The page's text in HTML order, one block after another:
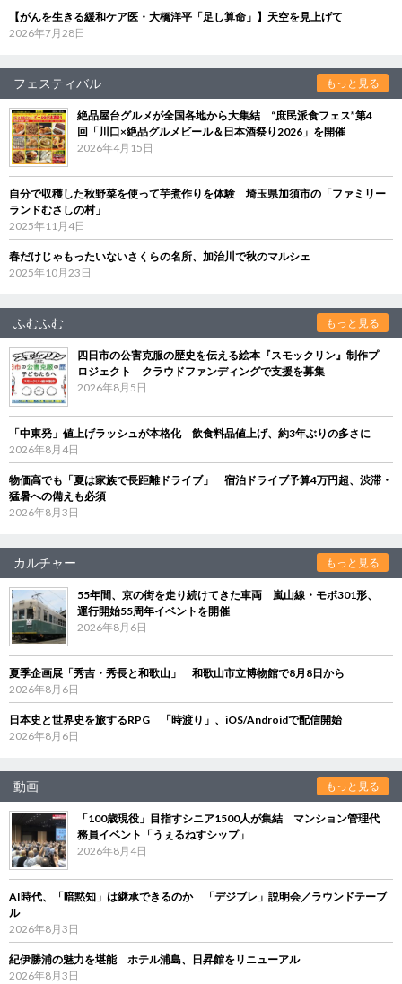
【がんを生きる緩和ケア医・大橋洋平「足し算命」】天空を見上げて
2026年7月28日
フェスティバル もっと見る
絶品屋台グルメが全国各地から大集結 “庶民派食フェス”第4
回「川口×絶品グルメビール＆日本酒祭り2026」を開催
2026年4月15日
自分で収穫した秋野菜を使って芋煮作りを体験 埼玉県加須市の「ファミリー
ランドむさしの村」
2025年11月4日
春だけじゃもったいないさくらの名所、加治川で秋のマルシェ
2025年10月23日
ふむふむ もっと見る
四日市の公害克服の歴史を伝える絵本『スモックリン』制作プ
ロジェクト クラウドファンディングで支援を募集
2026年8月5日
「中東発」値上げラッシュが本格化 飲食料品値上げ、約3年ぶりの多さに
2026年8月4日
物価高でも「夏は家族で長距離ドライブ」 宿泊ドライブ予算4万円超、渋滞・
猛暑への備えも必須
2026年8月3日
カルチャー もっと見る
55年間、京の街を走り続けてきた車両 嵐山線・モボ301形、
運行開始55周年イベントを開催
2026年8月6日
夏季企画展「秀吉・秀長と和歌山」 和歌山市立博物館で8月8日から
2026年8月6日
日本史と世界史を旅するRPG 「時渡り」、iOS/Androidで配信開始
2026年8月6日
動画 もっと見る
「100歳現役」目指すシニア1500人が集結 マンション管理代
務員イベント「うぇるねすシップ」
2026年8月4日
AI時代、「暗黙知」は継承できるのか 「デジブレ」説明会／ラウンドテーブ
ル
2026年8月3日
紀伊勝浦の魅力を堪能 ホテル浦島、日昇館をリニューアル
2026年8月3日